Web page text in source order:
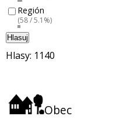
Región
(58 / 5.1%)
Hlasuj
Hlasy: 1140
Obec